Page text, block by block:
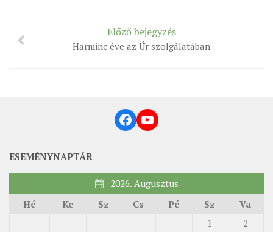
Előző bejegyzés
Harminc éve az Úr szolgálatában
Facebook
YouTube
ESEMÉNYNAPTÁR
2026. Augusztus
Hé
Ke Sz Cs Pé Sz Va
1
2